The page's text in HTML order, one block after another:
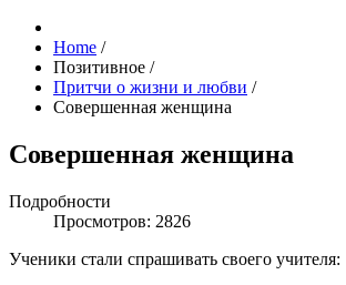
Home /
Позитивное /
Притчи о жизни и любви /
Совершенная женщина
Совершенная женщина
Подробности
Просмотров: 2826
Ученики стали спрашивать своего учителя: